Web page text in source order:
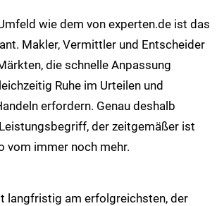
wie dem von experten.de ist das
Makler, Vermittler und Entscheider
die schnelle Anpassung
Ruhe im Urteilen und
erfordern. Genau deshalb
der zeitgemäßer ist
vom immer noch mehr.
langfristig am erfolgreichsten, der